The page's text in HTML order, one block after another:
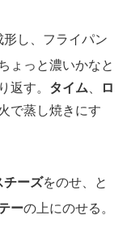
し、フライパン
ょっと濃いかなと
返す。 タイム
ロ
で蒸し焼きにす
チーズをのせ、と
ーの上にのせる。